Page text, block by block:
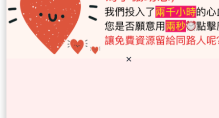
乳房
不要單
憑報告
報告
的醫
是否
需要
整報
告、影
補充檢
查、影
×